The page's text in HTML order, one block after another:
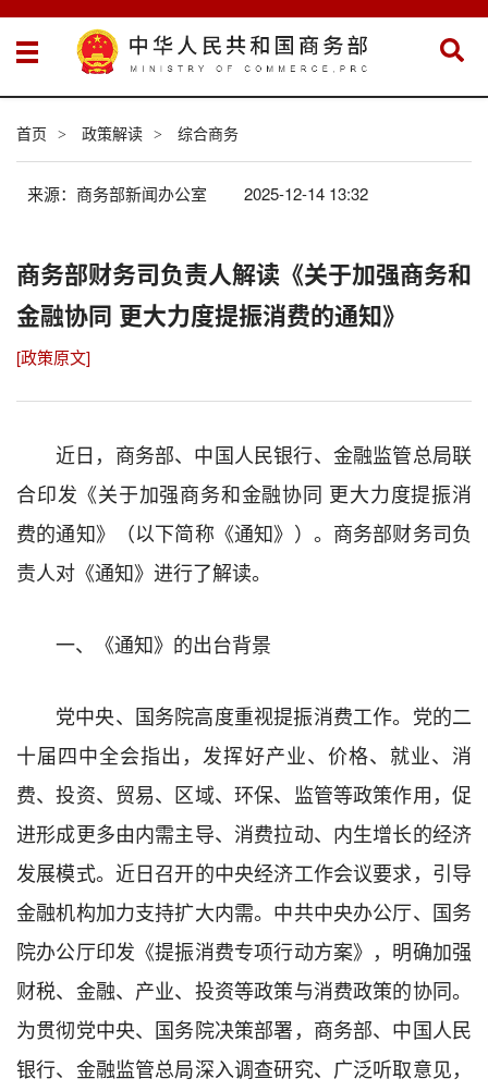
首页 > 政策解读 > 综合商务
来源：商务部新闻办公室 2025-12-14 13:32
商务部财务司负责人解读《关于加强商务和
金融协同 更大力度提振消费的通知》
[政策原文]
近日，商务部、中国人民银行、金融监管总局联
合印发《关于加强商务和金融协同 更大力度提振消
费的通知》（以下简称《通知》）。商务部财务司负
责人对《通知》进行了解读。
一、《通知》的出台背景
党中央、国务院高度重视提振消费工作。党的二
十届四中全会指出，发挥好产业、价格、就业、消
费、投资、贸易、区域、环保、监管等政策作用，促
进形成更多由内需主导、消费拉动、内生增长的经济
发展模式。近日召开的中央经济工作会议要求，引导
金融机构加力支持扩大内需。中共中央办公厅、国务
院办公厅印发《提振消费专项行动方案》，明确加强
财税、金融、产业、投资等政策与消费政策的协同。
为贯彻党中央、国务院决策部署，商务部、中国人民
银行、金融监管总局深入调查研究、广泛听取意见，